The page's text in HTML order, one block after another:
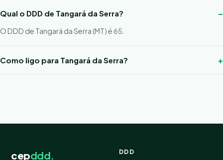
Qual o DDD de Tangará da Serra?
O DDD de Tangará da Serra (MT) é 65.
Como ligo para Tangará da Serra?
cepddd. DDD